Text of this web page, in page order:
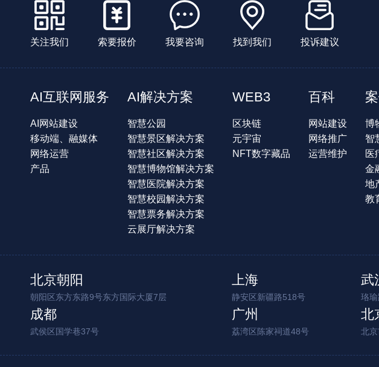
关注我们 索要报价 我要咨询 找到我们 投诉建议
AI互联网服务
AI网站建设
移动端、融媒体
网络运营
产品
AI解决方案
智慧公园
智慧景区解决方案
智慧社区解决方案
智慧博物馆解决方案
智慧医院解决方案
智慧校园解决方案
智慧票务解决方案
云展厅解决方案
WEB3
区块链
元宇宙
NFT数字藏品
百科
网站建设
网络推广
运营维护
博
智
医
金
地
教
北京朝阳
朝阳区东方东路9号东方国际大厦7层
上海
静安区新疆路518号
武
珞
成都
武侯区国学巷37号
广州
荔湾区陈家祠道48号
北
北